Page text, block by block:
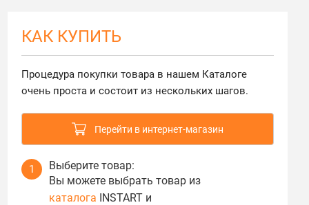
КАК КУПИТЬ
Процедура покупки товара в нашем Каталоге
очень проста и состоит из нескольких шагов.
Перейти в интернет-магазин
1
Выберите товар:
Вы можете выбрать товар из
каталога INSTART и